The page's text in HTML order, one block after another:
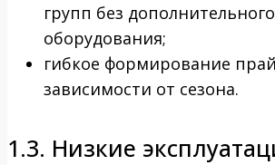
групп без дополнительного
оборудования;
гибкое формирование
зависимости от сезона.
1.3. Низкие